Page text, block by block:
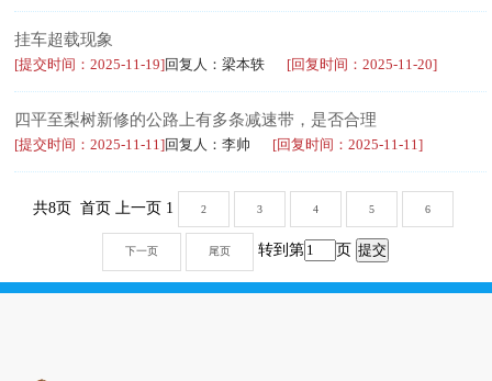
挂车超载现象
[提交时间：2025-11-19]回复人：梁本轶 [回复时间：2025-11-20]
四平至梨树新修的公路上有多条减速带，是否合理
[提交时间：2025-11-11]回复人：李帅 [回复时间：2025-11-11]
共8页 首页 上一页 1 2 3 4 5 6
下一页 尾页 转到第 页